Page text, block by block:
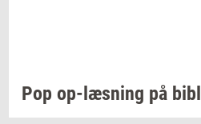
Pop op-​læsning på